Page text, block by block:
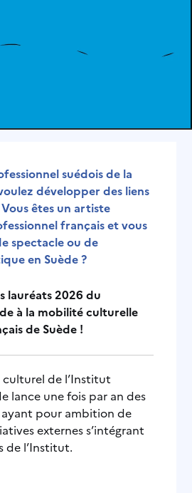
suédois de la
développer des liens
êtes un artiste
français et vous
spectacle ou de
en Suède ?
lauréats 2026 du
à la mobilité culturelle
de Suède !
de l’Institut
lance une fois par an des
pour ambition de
externes s’intégrant
de l’Institut.